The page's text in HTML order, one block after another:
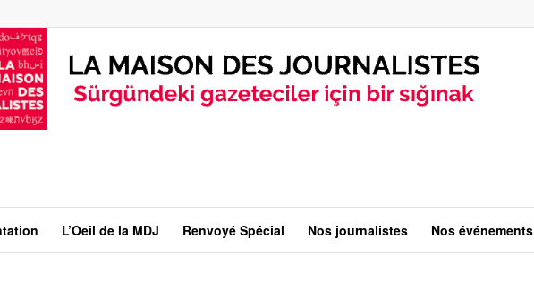
L’Oeil de la MDJ Renvoyé Spécial Nos journalistes Nos événements